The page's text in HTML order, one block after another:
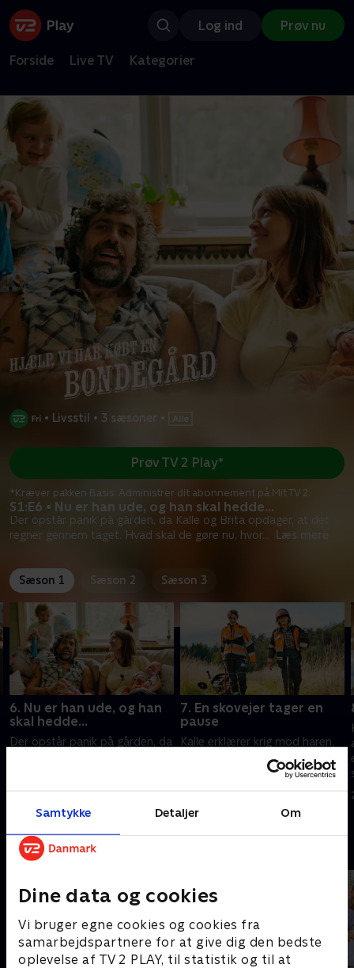
Samtykke Detaljer Om
Dine data og cookies
Vi bruger egne cookies og cookies fra
samarbejdspartnere for at give dig den bedste
oplevelse af TV 2 PLAY, til statistik og til at
Log ind Prøv nu
Forside Live TV Kategorier
• Livsstil • 3 sæsoner •
S1:E6 • Nu er han ude, og han skal hedde...
Der opstår panik på gården, da Kalle og Brita opdager, at det
regner gennem taget. Hvad skal de gøre nu, hvor... Læs mere
Prøv TV 2 Play*
*Kræver pakken Basis. Administrer dit abonnement på Mit TV 2.
Sæson 1 Sæson 2 Sæson 3
6. Nu er han ude, og han
skal hedde...
Der opstår panik på gården, da
verden.
11. maj 2025 • 27 min
7. En skovejer tager en
pause
Kalle erklærer krig mod haren,
der spiser alle grøntsagerne, og
Brita kæmper mod fluer, der
18. maj 2025 • 28 min
Andre så også